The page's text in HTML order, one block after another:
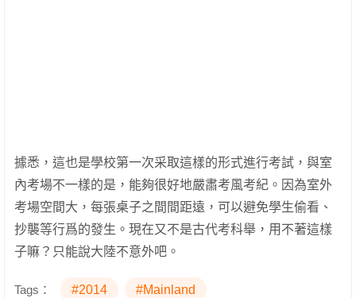
據悉，這也是學校第一次采取這樣的形式進行考試，與室
內考場不一樣的是，能夠很好地嚴肅考風考紀。因為室外
考場空間大，每張桌子之間間距遠，可以避免學生偷看、
抄襲等行爲的發生。現在又不是古代考科舉，用不著這樣
子嘛？只能說大陸不意外吧。
Tags： #2014 #Mainland